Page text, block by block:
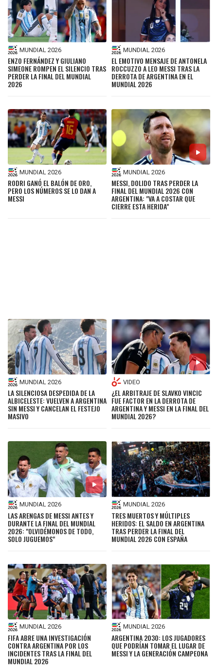
MUNDIAL 2026
ENZO FERNÁNDEZ Y GIULIANO
SIMEONE ROMPEN EL SILENCIO TRAS
PERDER LA FINAL DEL MUNDIAL
2026
MUNDIAL 2026
EL EMOTIVO MENSAJE DE ANTONELA
ROCCUZZO A LEO MESSI TRAS LA
DERROTA DE ARGENTINA EN EL
MUNDIAL 2026
MUNDIAL 2026
RODRI GANÓ EL BALÓN DE ORO,
PERO LOS NÚMEROS SE LO DAN A
MESSI
MUNDIAL 2026
MESSI, DOLIDO TRAS PERDER LA
FINAL DEL MUNDIAL 2026 CON
ARGENTINA: "VA A COSTAR QUE
CIERRE ESTA HERIDA"
MUNDIAL 2026
LA SILENCIOSA DESPEDIDA DE LA
ALBICELESTE: VUELVEN A ARGENTINA
SIN MESSI Y CANCELAN EL FESTEJO
MASIVO
VIDEO
¿EL ARBITRAJE DE SLAVKO VINCIC
FUE FACTOR EN LA DERROTA DE
ARGENTINA Y MESSI EN LA FINAL DEL
MUNDIAL 2026?
MUNDIAL 2026
LAS ARENGAS DE MESSI ANTES Y
DURANTE LA FINAL DEL MUNDIAL
2026: "OLVIDÉMONOS DE TODO,
SOLO JUGUEMOS"
MUNDIAL 2026
TRES MUERTOS Y MÚLTIPLES
HERIDOS: EL SALDO EN ARGENTINA
TRAS PERDER LA FINAL DEL
MUNDIAL 2026 CON ESPAÑA
MUNDIAL 2026
FIFA ABRE UNA INVESTIGACIÓN
CONTRA ARGENTINA POR LOS
INCIDENTES TRAS LA FINAL DEL
MUNDIAL 2026
MUNDIAL 2026
ARGENTINA 2030: LOS JUGADORES
QUE PODRÍAN TOMAR EL LUGAR DE
MESSI Y LA GENERACIÓN CAMPEONA